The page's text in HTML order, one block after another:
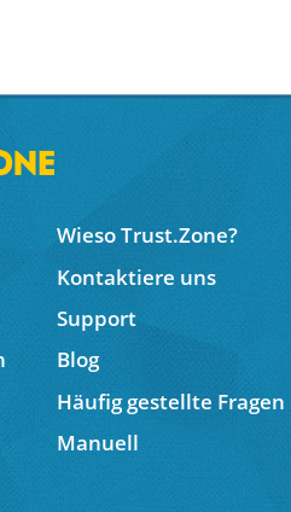
Wieso Trust.Zone?
Kontaktiere uns
Support
Blog
Häufig gestellte Fragen
Manuell